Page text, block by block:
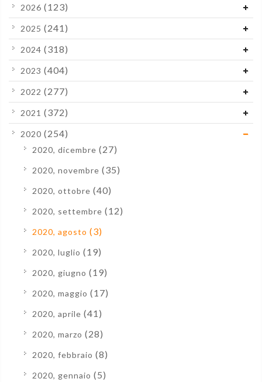
2026 (123)
2025 (241)
2024 (318)
2023 (404)
2022 (277)
2021 (372)
2020 (254)
2020, dicembre (27)
2020, novembre (35)
2020, ottobre (40)
2020, settembre (12)
2020, agosto (3)
2020, luglio (19)
2020, giugno (19)
2020, maggio (17)
2020, aprile (41)
2020, marzo (28)
2020, febbraio (8)
2020, gennaio (5)